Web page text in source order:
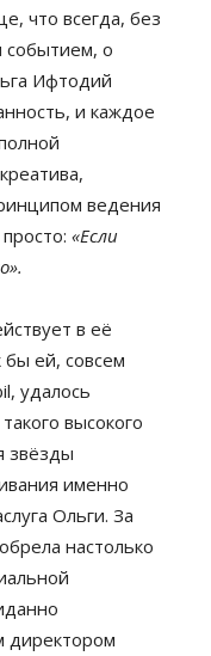
что всегда, без
событием, о
Ифтодий
и каждое
ведения
«Если
в её
бы ей, совсем
удалось
высокого
звёзды
именно
Ольги. За
настолько
директором